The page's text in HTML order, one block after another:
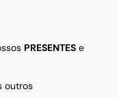
PRESENTESe
outros